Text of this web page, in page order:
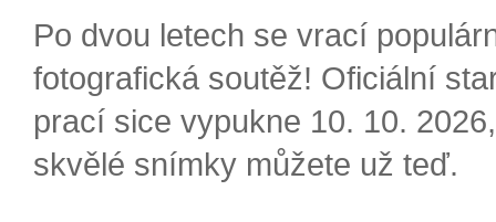
Po dvou letech se vrací
fotografická soutěž! Oficiální
prací sice vypukne 10. 10.
skvělé snímky můžete už teď.